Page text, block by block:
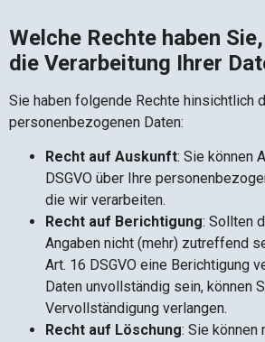
Welche Rechte haben
die Verarbeitung Ihrer
Sie haben folgende Rechte hinsichtlich
personenbezogenen Daten:
Recht auf Auskunft: Sie können
DSGVO über Ihre
die wir verarbeiten.
Recht auf Berichtigung: Sollten
Angaben nicht (mehr) zutreffend
Art. 16 DSGVO eine Berichtigung
Daten unvollständig sein, können
Vervollständigung verlangen.
Recht auf Löschung: Sie können